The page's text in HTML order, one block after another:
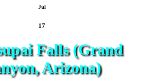
Jul
17
Falls (Grand
Arizona)